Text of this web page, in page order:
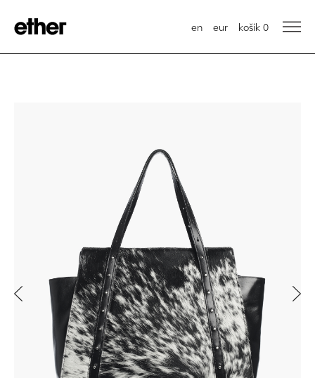
en eur košík 0
Previous